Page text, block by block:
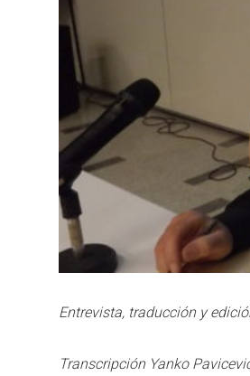
Entrevista, traducción y
Transcripción Yanko